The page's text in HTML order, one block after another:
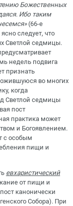
Божественных
Ибо таким
(66-е
следует, что
Светлой седмицы.
недель подвига
признать
во многих
когда
Светлой седмицы
пост
практика может
и Богоявлением.
с особым
пищи и
евхаристический
от пищи и
канонически
Собора). При